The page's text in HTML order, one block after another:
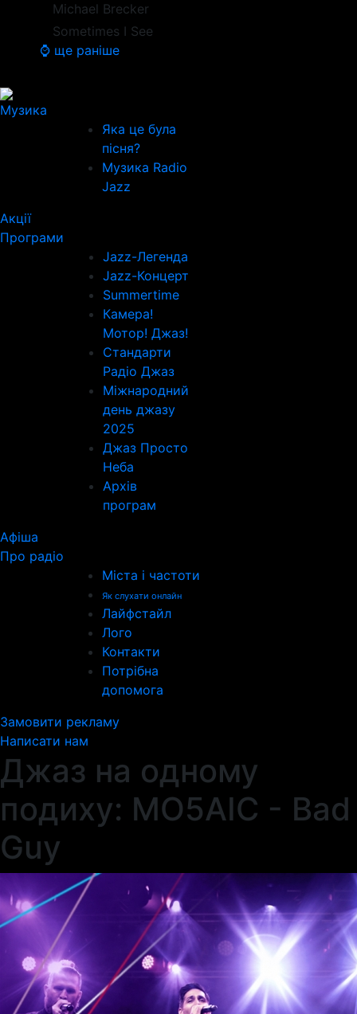
Michael Brecker
Sometimes I See
⌚ ще раніше
Музика
Яка це була
пісня?
Музика Radio
Jazz
Акції
Програми
Jazz-Легенда
Jazz-Концерт
Summertime
Камера!
Мотор! Джаз!
Стандарти
Радіо Джаз
Міжнародний
день джазу
2025
Джаз Просто
Неба
Архів
програм
Афіша
Про радіо
Міста і частоти
Як слухати онлайн
Лайфстайл
Лого
Контакти
Потрібна
допомога
Замовити рекламу
Написати нам
Джаз на одному
подиху: MO5AIC - Bad
Guy